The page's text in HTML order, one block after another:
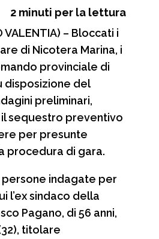
n
d
v
i
d
i
2 minuti per la lettura
VALENTIA) – Bloccati i
di Nicotera Marina, i
provinciale di
disposizione del
preliminari,
sequestro preventivo
per presunte
procedura di gara.
indagate per
l’ex sindaco della
Pagano, di 56 anni,
titolare